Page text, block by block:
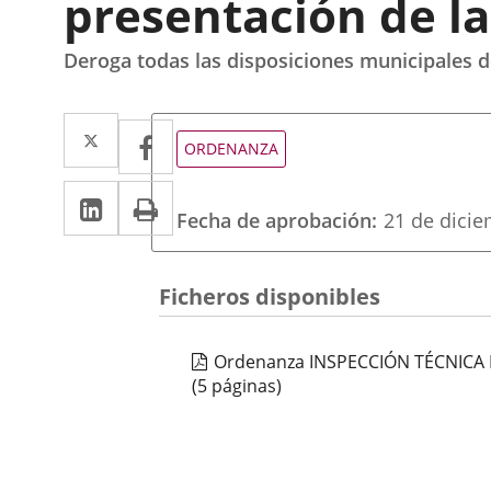
presentación de
Deroga todas las disposiciones municipales
Twitter
Enlace
a
una
aplicación
externa.
Facebook
Enlace
a
una
aplicación
externa.
LinkedIn
Enlace
a
aplicación
externa.
Tipo
de
ORDENANZA
Fecha de aprobación 21 de
Ficheros disponibles
Ordenanza INSPECCIÓN TÉCNICA
(5 páginas)